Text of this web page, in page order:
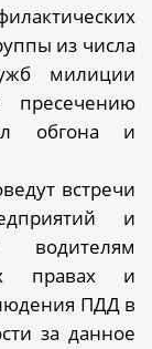
из числа
милиции
пресечению
обгона и
встречи
и
водителям
правах и
ПДД в
за данное